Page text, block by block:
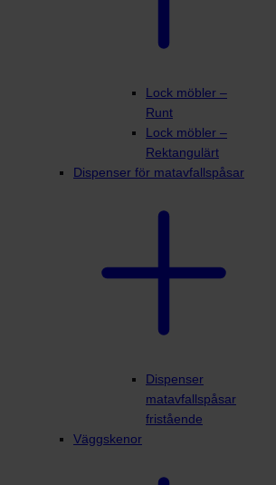
Lock möbler –
Runt
Lock möbler –
Rektangulärt
Dispenser för matavfallspåsar
Dispenser
matavfallspåsar
fristående
Väggskenor